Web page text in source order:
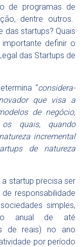
de programas de
dentre outros.
das startups? Quais
definir o
das Startups de
“considera-
que visa a
de negócio,
quais, quando
incremental
de natureza
startup precisa ser
responsabilidade
simples,
anual de até
de reais) no ano
por período